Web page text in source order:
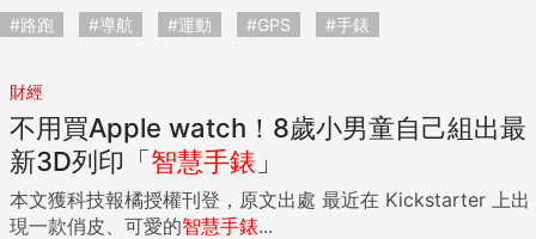
#路跑 #導航 #運動 #GPS #手錶
財經
不用買Apple watch！8歲小男童自己組出最
新3D列印「智慧手錶 」
本文獲科技報橘授權刊登，原文出處 最近在 Kickstarter 上出
現一款俏皮、可愛的智慧手錶...